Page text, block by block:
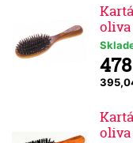
oliva
oliva